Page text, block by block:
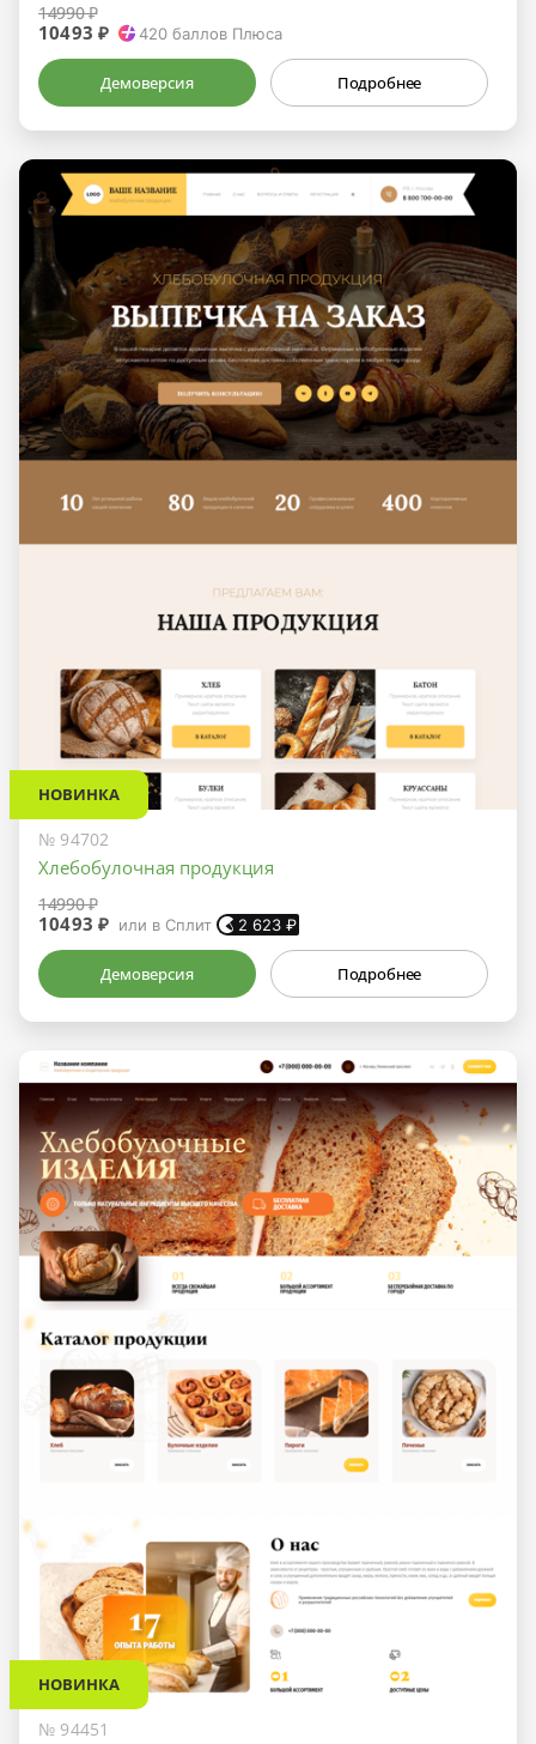
14990 ₽
10493 ₽ 420 баллов Плюса
Демоверсия Подробнее
НОВИНКА
№ 94702
Хлебобулочная продукция
14990 ₽
10493 ₽ или в Сплит 2 623 ₽
Демоверсия Подробнее
НОВИНКА
№ 94451